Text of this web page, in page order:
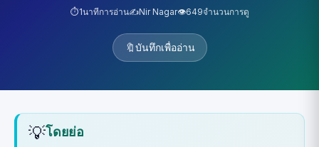
⏱️1นาทีการอ่าน✍️Nir Nagar👁️649จำนวนการดู
🔖บันทึกเพื่ออ่าน
💡โดยย่อ